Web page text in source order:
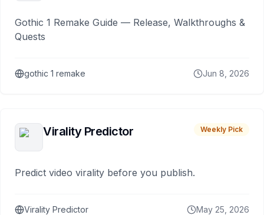
Gothic 1 Remake Guide — Release, Walkthroughs &
Quests
gothic 1 remake Jun 8, 2026
Virality Predictor Weekly Pick
Predict video virality before you publish.
Virality Predictor May 25, 2026